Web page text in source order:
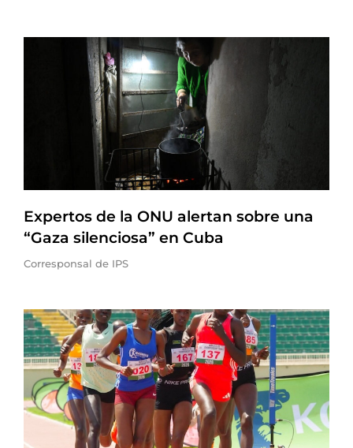
Expertos de la ONU alertan sobre una
“Gaza silenciosa” en Cuba
Corresponsal de IPS